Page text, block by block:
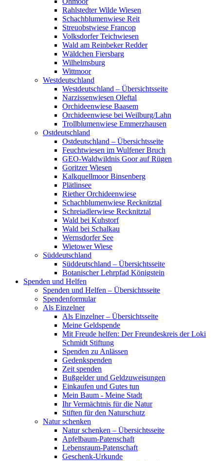
Rahlstedter Wilde Wiesen
Schachblumenwiese Reit
Streuobstwiese Francop
Volksdorfer Teichwiesen
Wald am Reinbeker Redder
Wäldchen Fiersbarg
Wilhelmsburg
Wittmoor
Westdeutschland
Westdeutschland – Übersichtsseite
Narzissenwiesen Oleftal
Orchideenwiese Baasem
Orchideenwiese bei Weilburg/Lahn
Trollblumenwiese Emmerzhausen
Ostdeutschland
Ostdeutschland – Übersichtsseite
Feuchtwiesen im Wulfener Bruch
GEO-Waldwildnis Goor auf Rügen
Goritzer Wiesen
Kalkquellmoor Binsenberg
Plätlinsee
Riether Orchideenwiese
Schachblumenwiese Recknitztal
Schreiadlerwiese Recknitztal
Wald bei Kuhstorf
Wald bei Schalkau
Wernsdorfer See
Wietower Wiese
Süddeutschland
Süddeutschland – Übersichtsseite
Botanischer Lehrpfad Königstein
Spenden und Helfen
Spenden und Helfen – Übersichtsseite
Spendenformular
Als Einzelner
Als Einzelner – Übersichtsseite
Meine Geldspende
Mit Freude helfen: Der Freundeskreis der Loki
Schmidt Stiftung
Spenden zu Anlässen
Gedenkspenden
Zeit spenden
Bußgelder und Geldzuweisungen
Einkaufen und Gutes tun
Mein Baum - Meine Stadt
Ihr Vermächtnis für die Natur
Stiften für den Naturschutz
Natur schenken
Natur schenken – Übersichtsseite
Apfelbaum-Patenschaft
Lebensraum-Patenschaft
Geschenk-Urkunde